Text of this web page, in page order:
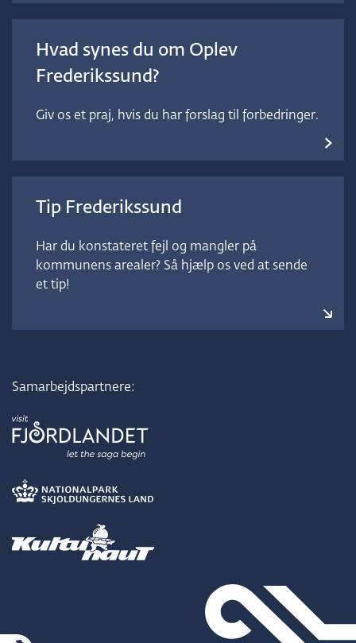
Hvad synes du om Oplev
Frederikssund?
Giv os et praj, hvis du har forslag til forbedringer.
Tip Frederikssund
Har du konstateret fejl og mangler på
kommunens arealer? Så hjælp os ved at sende
et tip!
Samarbejdspartnere: